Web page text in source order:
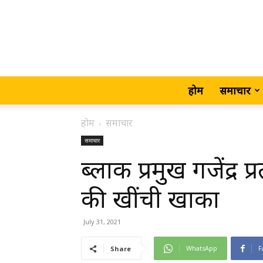
होम समाचार
होम समाचार
समाचार
ब्लाक प्रमुख गजेंद्र
की खींची खाका
July 31, 2021
Share WhatsApp